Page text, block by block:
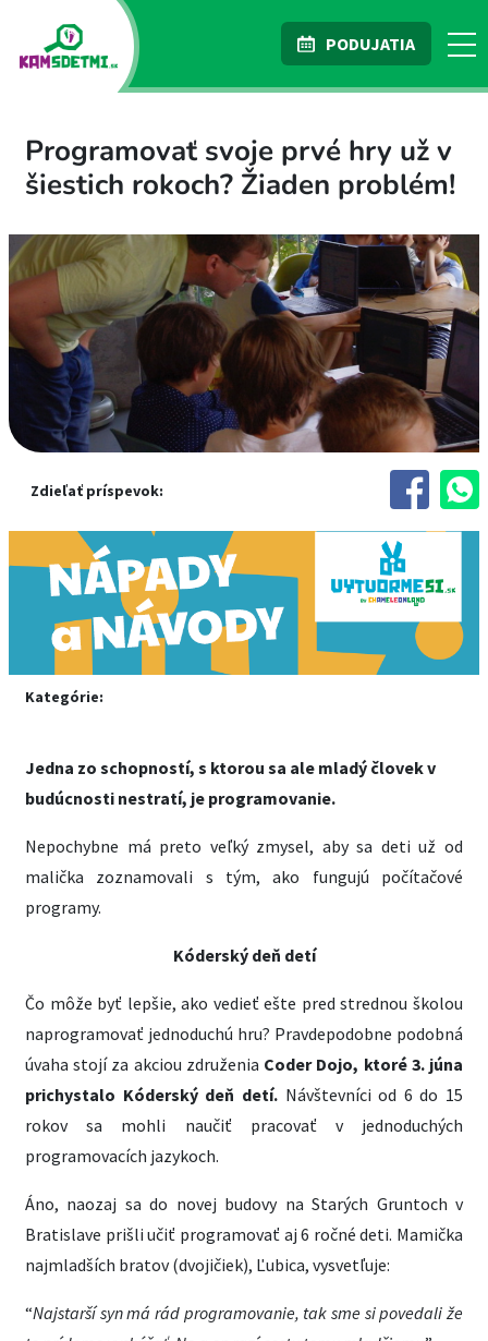
PODUJATIA
Programovať svoje prvé hry už v
šiestich rokoch? Žiaden problém!
Zdieľať príspevok:
Kategórie:
Jedna zo schopností, s ktorou sa ale mladý človek v
budúcnosti nestratí, je programovanie.
Nepochybne má preto veľký zmysel, aby sa deti už od
malička zoznamovali s tým, ako fungujú počítačové
programy.
Kóderský deň detí
Čo môže byť lepšie, ako vedieť ešte pred strednou školou
naprogramovať jednoduchú hru? Pravdepodobne podobná
úvaha stojí za akciou združenia Coder Dojo, ktoré 3. júna
prichystalo Kóderský deň detí.Návštevníci od 6 do 15
rokov sa mohli naučiť pracovať v jednoduchých
programovacích jazykoch.
Áno, naozaj sa do novej budovy na Starých Gruntoch v
Bratislave prišli učiť programovať aj 6 ročné deti. Mamička
najmladších bratov (dvojičiek), Ľubica, vysvetľuje:
“Najstarší syn má rád programovanie, tak sme si povedali že